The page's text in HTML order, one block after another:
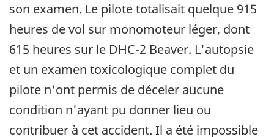
son examen. Le pilote totalisait quelque 915
heures de vol sur monomoteur léger, dont
615 heures sur le DHC-2 Beaver. L'autopsie
et un examen toxicologique complet du
pilote n'ont permis de déceler aucune
condition n'ayant pu donner lieu ou
contribuer à cet accident. Il a été impossible